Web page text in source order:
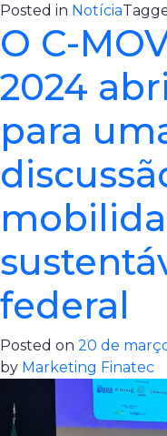
Posted in Notícia
O C-
2024
para
federal
Posted on 20 de
by Marketing Finatec